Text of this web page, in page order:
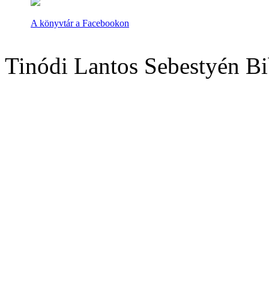
A könyvtár a Facebookon
Tinódi Lantos Sebestyén